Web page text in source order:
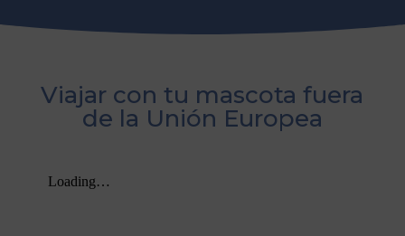
Viajar con tu mascota fuera
de la Unión Europea